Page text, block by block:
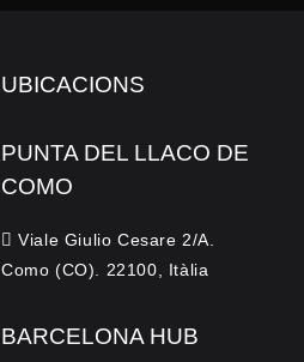
UBICACIONS
PUNTA DEL LLACO DE
COMO
Viale Giulio Cesare 2/A.
Como (CO). 22100, Itàlia
BARCELONA HUB